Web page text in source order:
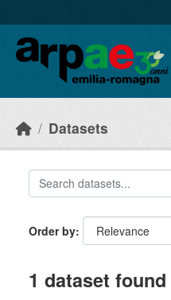
Datasets
Order by
1 dataset found